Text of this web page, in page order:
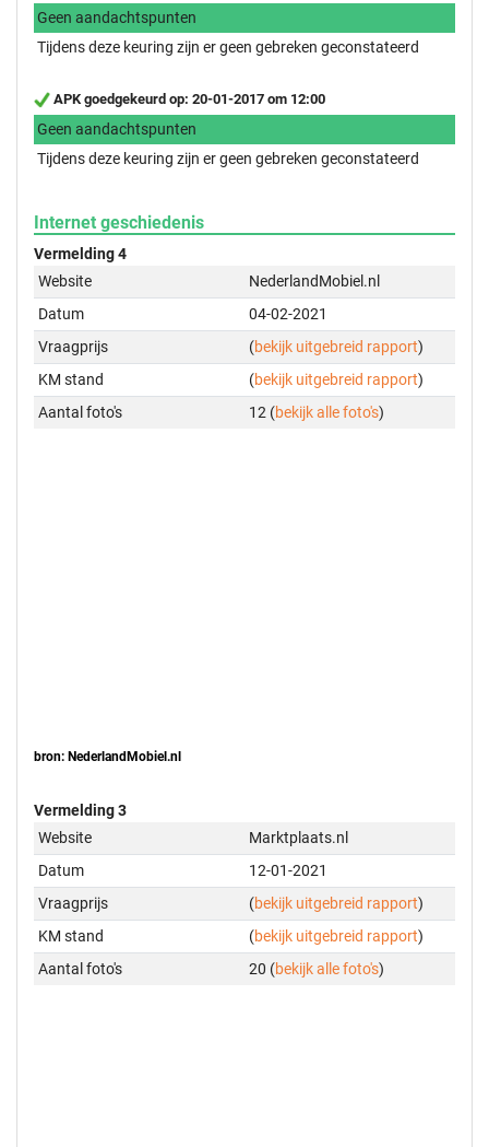
Geen aandachtspunten
Tijdens deze keuring zijn er geen gebreken geconstateerd
APK goedgekeurd op: 20-01-2017 om 12:00
Geen aandachtspunten
Tijdens deze keuring zijn er geen gebreken geconstateerd
Internet geschiedenis
Vermelding 4
Website
NederlandMobiel.nl
Datum
04-02-2021
Vraagprijs
(bekijk uitgebreid rapport)
KM stand
(bekijk uitgebreid rapport)
Aantal foto's
12 (bekijk alle foto's)
bron: NederlandMobiel.nl
Vermelding 3
Website
Marktplaats.nl
Datum
12-01-2021
Vraagprijs
(bekijk uitgebreid rapport)
KM stand
(bekijk uitgebreid rapport)
Aantal foto's
20 (bekijk alle foto's)